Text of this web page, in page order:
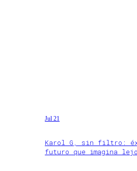
Jul 21
Karol G, sin filtro:
futuro que imagina